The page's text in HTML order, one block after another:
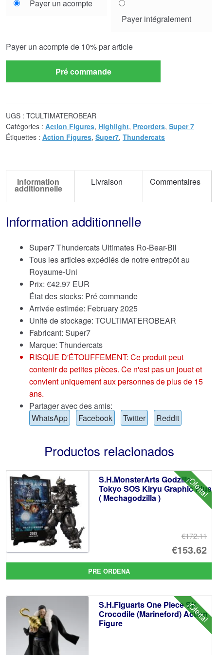
your
Payer un acompte
Payer intégralement
Payer un acompte de 10% par article
Pré commande
UGS : TCULTIMATEROBEAR
Catégories : Action Figures, Highlight, Preorders, Super 7
Étiquettes : Action Figures, Super7, Thundercats
Information
additionnelle
Livraison Commentaires
Information additionnelle
Super7 Thundercats Ultimates Ro-Bear-Bil
Tous les articles expédiés de notre entrepôt au
Royaume-Uni
Prix: €42.97 EUR
État des stocks: Pré commande
Arrivée estimée: February 2025
Unité de stockage: TCULTIMATEROBEAR
Fabricant: Super7
Marque: Thundercats
RISQUE D'ÉTOUFFEMENT: Ce produit peut
contenir de petites pièces. Ce n'est pas un jouet et
convient uniquement aux personnes de plus de 15
ans.
Partager avec des amis:
WhatsApp
Facebook Twitter Reddit
Productos relacionados
¡Oferta!
S.H.MonsterArts Godzilla
Tokyo SOS Kiryu Graphic Plus
( Mechagodzilla )
€172.11
El
€153.62
El
PRE ORDENA
¡Oferta!
S.H.Figuarts One Piece Sir
Crocodile (Marineford) Action
Figure